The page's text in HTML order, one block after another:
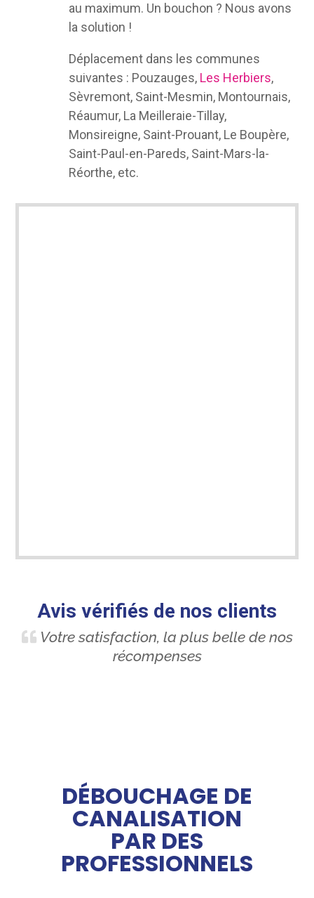
au maximum. Un bouchon ? Nous avons
la solution !
Déplacement dans les communes
suivantes : Pouzauges, Les Herbiers,
Sèvremont, Saint-Mesmin, Montournais,
Réaumur, La Meilleraie-Tillay,
Monsireigne, Saint-Prouant, Le Boupère,
Saint-Paul-en-Pareds, Saint-Mars-la-
Réorthe, etc.
Avis vérifiés de nos clients
Votre satisfaction, la plus belle de nos
récompenses
DÉBOUCHAGE DE
CANALISATION
PAR DES
PROFESSIONNELS